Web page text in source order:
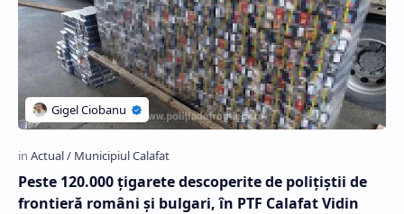
Peste 120.000 țigarete descoperite de polițiștii de
frontieră români și bulgari, în PTF Calafat Vidin